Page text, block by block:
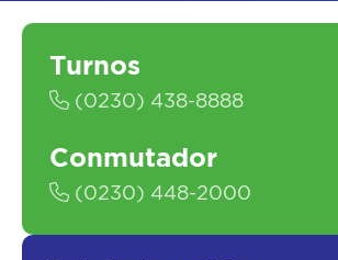
Turnos
(0230) 438-8888
Conmutador
(0230) 448-2000